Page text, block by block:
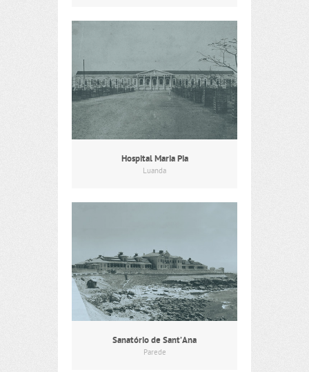
Hospital Maria Pia
Luanda
Sanatório de Sant’Ana
Parede